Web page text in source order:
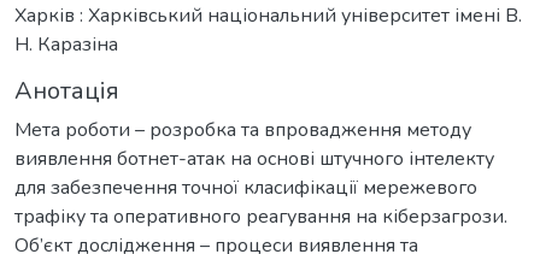
Харків : Харківський національний університет імені В.
Н. Каразіна
Анотація
Мета роботи – розробка та впровадження методу
виявлення ботнет-атак на основі штучного інтелекту
для забезпечення точної класифікації мережевого
трафіку та оперативного реагування на кіберзагрози.
Об’єкт дослідження – процеси виявлення та